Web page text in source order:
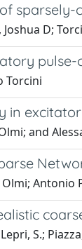
D;
Torcini
in
and
Antonio
S.;